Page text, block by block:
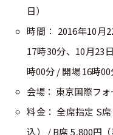
日）
時間： 2016年10月
17時30分、10月23
時00分 / 開場 16時
会場： 東京国際フ
料金： 全席指定 S
込） / B席 5,800円